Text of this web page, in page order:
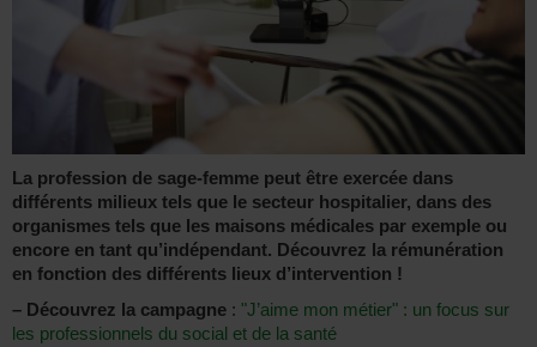
La profession de sage-femme peut être exercée dans
différents milieux tels que le secteur hospitalier, dans des
organismes tels que les maisons médicales par exemple ou
encore en tant qu’indépendant. Découvrez la rémunération
en fonction des différents lieux d’intervention !
– Découvrez la campagne : "J’aime mon métier" : un focus sur
les professionnels du social et de la santé